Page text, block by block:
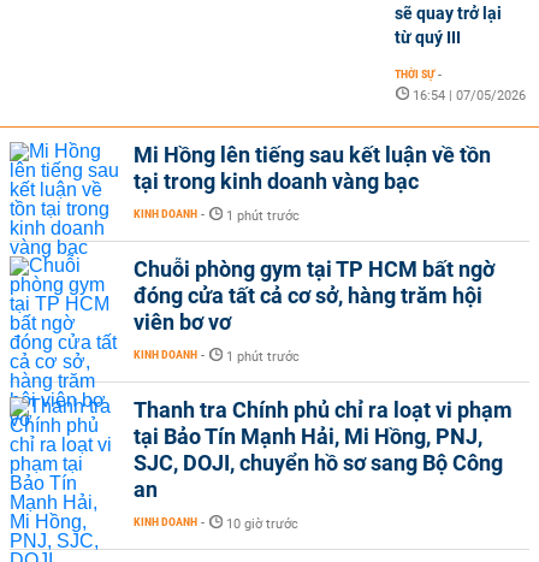
sẽ quay trở lại
từ quý III
THỜI SỰ -
16:54 | 07/05/2026
Mi Hồng lên tiếng sau kết luận về tồn
tại trong kinh doanh vàng bạc
KINH DOANH - 1 phút trước
Chuỗi phòng gym tại TP HCM bất ngờ
đóng cửa tất cả cơ sở, hàng trăm hội
viên bơ vơ
KINH DOANH - 1 phút trước
Thanh tra Chính phủ chỉ ra loạt vi phạm
tại Bảo Tín Mạnh Hải, Mi Hồng, PNJ,
SJC, DOJI, chuyển hồ sơ sang Bộ Công
an
KINH DOANH - 10 giờ trước